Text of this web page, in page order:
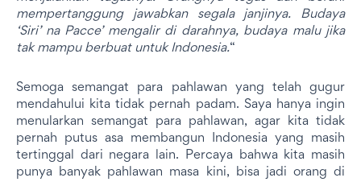
mempertanggung jawabkan segala janjinya. Budaya
‘Siri’ na Pacce’ mengalir di darahnya, budaya malu jika
tak mampu berbuat untuk Indonesia.“
Semoga semangat para pahlawan yang telah gugur
mendahului kita tidak pernah padam. Saya hanya ingin
menularkan semangat para pahlawan, agar kita tidak
pernah putus asa membangun Indonesia yang masih
tertinggal dari negara lain. Percaya bahwa kita masih
punya banyak pahlawan masa kini, bisa jadi orang di